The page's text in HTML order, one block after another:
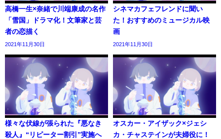
高橋一生×奈緒で川端康成の名作
「雪国」ドラマ化！文筆家と芸
者の恋描く
2021年11月30日
シネマカフェフレンドに聞い
た！おすすめのミュージカル映
画
2021年11月30日
様々な伏線が張られた『悪なき
殺人』“リピーター割引”実施へ
オスカー・アイザック×ジェシ
カ・チャステインが夫婦役に！